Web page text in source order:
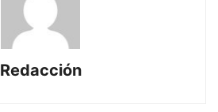
Redacción